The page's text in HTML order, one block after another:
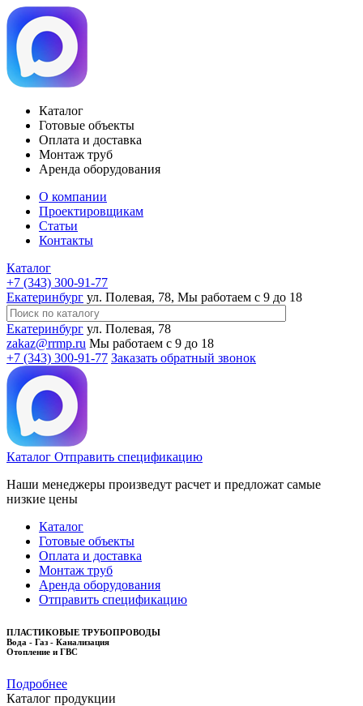
Каталог
Готовые объекты
Оплата и доставка
Монтаж труб
Аренда оборудования
О компании
Проектировщикам
Статьи
Контакты
Каталог
+7 (343) 300-91-77
Екатеринбург ул. Полевая, 78, Мы работаем с 9 до 18
Екатеринбург ул. Полевая, 78
zakaz@rrmp.ru Мы работаем с 9 до 18
+7 (343) 300-91-77 Заказать обратный звонок
Каталог Отправить спецификацию
Наши менеджеры произведут расчет и предложат самые
низкие цены
Каталог
Готовые объекты
Оплата и доставка
Монтаж труб
Аренда оборудования
Отправить спецификацию
ПЛАСТИКОВЫЕ ТРУБОПРОВОДЫ
Вода - Газ - Канализация
Отопление и ГВС
Подробнее
Каталог продукции